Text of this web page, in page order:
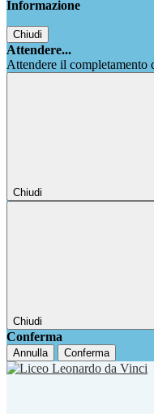
Informazione
Chiudi
Attendere...
Attendere il completamento
Chiudi
Chiudi
Conferma
Annulla Conferma